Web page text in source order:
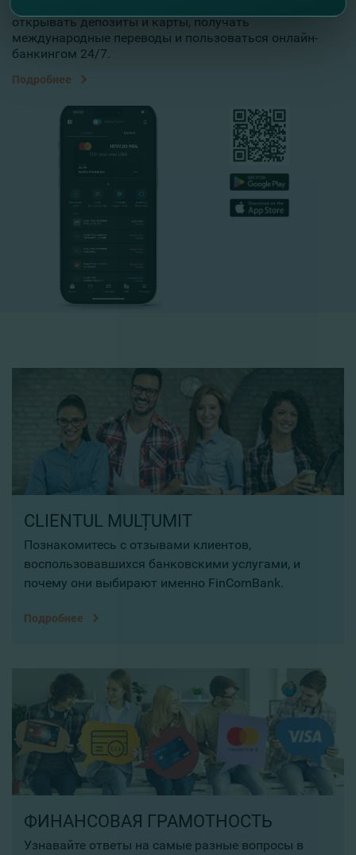
открывать депозиты и карты, получать
международные переводы и пользоваться онлайн-
банкингом 24/7.
Подробнее
CLIENTUL MULȚUMIT
Познакомитесь с отзывами клиентов,
воспользовавшихся банковскими услугами, и
почему они выбирают именно FinComBank.
Подробнее
ФИНАНСОВАЯ ГРАМОТНОСТЬ
Узнавайте ответы на самые разные вопросы в